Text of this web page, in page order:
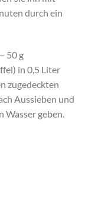
durch ein
50 g
in 0,5 Liter
zugedeckten
Aussieben und
Wasser geben.